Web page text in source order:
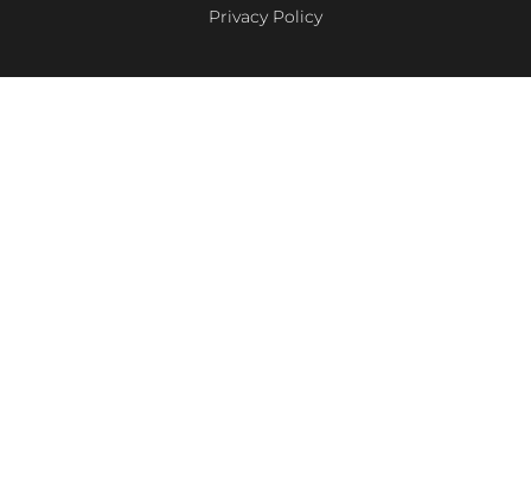
Privacy Policy